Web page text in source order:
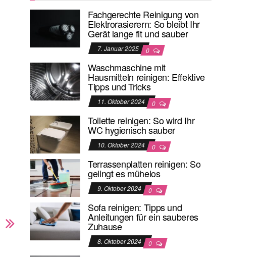
Fachgerechte Reinigung von
Elektrorasierern: So bleibt Ihr
Gerät lange fit und sauber
7. Januar 2025 0
Waschmaschine mit
Hausmitteln reinigen: Effektive
Tipps und Tricks
11. Oktober 2024 0
Toilette reinigen: So wird Ihr
WC hygienisch sauber
10. Oktober 2024 0
Terrassenplatten reinigen: So
gelingt es mühelos
9. Oktober 2024 0
Sofa reinigen: Tipps und
Anleitungen für ein sauberes
Zuhause
8. Oktober 2024 0